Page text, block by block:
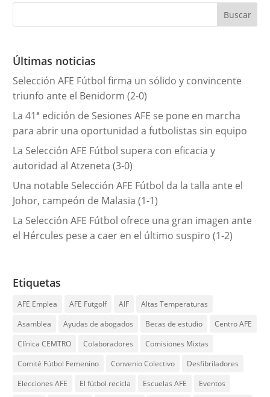
g
r
a
s
Últimas noticias
Selección AFE Fútbol firma un sólido y convincente
triunfo ante el Benidorm (2-0)
La 41ª edición de Sesiones AFE se pone en marcha
para abrir una oportunidad a futbolistas sin equipo
La Selección AFE Fútbol supera con eficacia y
autoridad al Atzeneta (3-0)
Una notable Selección AFE Fútbol da la talla ante el
Johor, campeón de Malasia (1-1)
La Selección AFE Fútbol ofrece una gran imagen ante
el Hércules pese a caer en el último suspiro (1-2)
Etiquetas
AFE Emplea AFE Futgolf AIF
Altas Temperaturas
Asamblea
Ayudas de abogados Becas de estudio
Centro AFE
Clínica CEMTRO
Colaboradores
Comisiones Mixtas
Comité Fútbol Femenino
Convenio Colectivo
Desfibriladores
Elecciones AFE
El fútbol recicla Escuelas AFE
Eventos